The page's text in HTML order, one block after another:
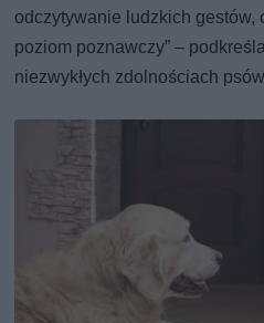
odczytywanie ludzkich gestów,
poziom poznawczy” –
niezwykłych zdolnościach psów